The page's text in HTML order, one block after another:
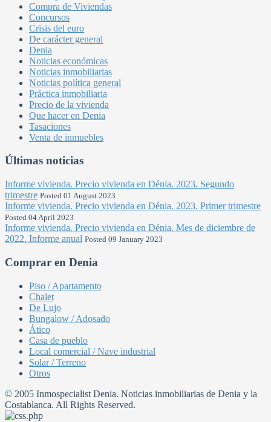
Compra de Viviendas
Concursos
Crisis del euro
De carácter general
Denia
Noticias económicas
Noticias inmobiliarias
Noticias política general
Práctica inmobiliaria
Precio de la vivienda
Que hacer en Denia
Tasaciones
Venta de inmuebles
Últimas noticias
Informe vivienda. Precio vivienda en Dénia. 2023. Segundo
trimestre Posted 01 August 2023
Informe vivienda. Precio vivienda en Dénia. 2023. Primer trimestre
Posted 04 April 2023
Informe vivienda. Precio vivienda en Dénia. Mes de diciembre de
2022. Informe anual Posted 09 January 2023
Comprar en Denia
Piso / Apartamento
Chalet
De Lujo
Bungalow / Adosado
Ático
Casa de pueblo
Local comercial / Nave industrial
Solar / Terreno
Otros
© 2005 Inmospecialist Denia. Noticias inmobiliarias de Denia y la
Costablanca. All Rights Reserved.